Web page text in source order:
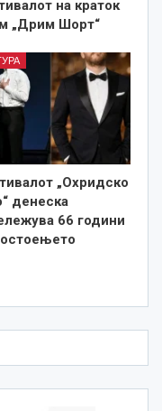
на краток
„Дрим Шорт“
„Охридско
денеска
66 години